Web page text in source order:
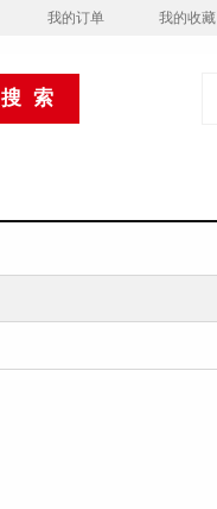
我的订单 我的收藏